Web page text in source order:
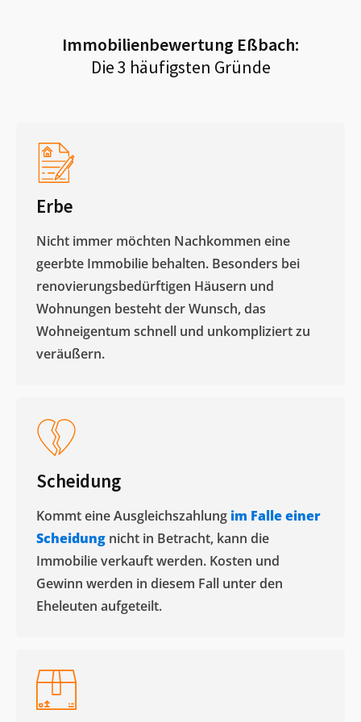
Immobilienbewertung Eßbach:
Die 3 häufigsten Gründe
Erbe
Nicht immer möchten Nachkommen eine
geerbte Immobilie behalten. Besonders bei
renovierungsbedürftigen Häusern und
Wohnungen besteht der Wunsch, das
Wohneigentum schnell und unkompliziert zu
veräußern. ​
Scheidung
Kommt eine Ausgleichszahlung im Falle einer
Scheidung nicht in Betracht, kann die
Immobilie verkauft werden. Kosten und
Gewinn werden in diesem Fall unter den
Eheleuten aufgeteilt.​